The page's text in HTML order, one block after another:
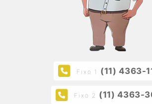
Fixo 1 (11) 4363-
Fixo 2 (11) 4363-